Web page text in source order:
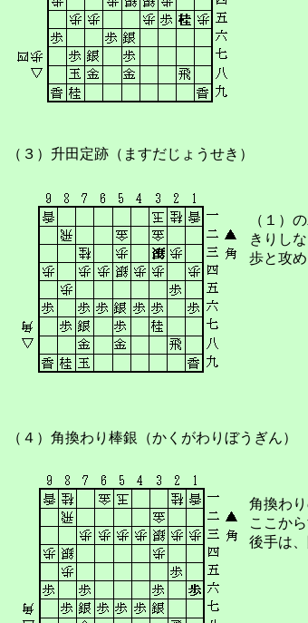
（３）升田定跡（ますだじょうせき）
（１）
きりし
歩と攻
（４）角換わり棒銀（かくがわりぼうぎん）
角換わ
ここか
後手は